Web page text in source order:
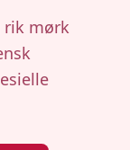
rik mørk